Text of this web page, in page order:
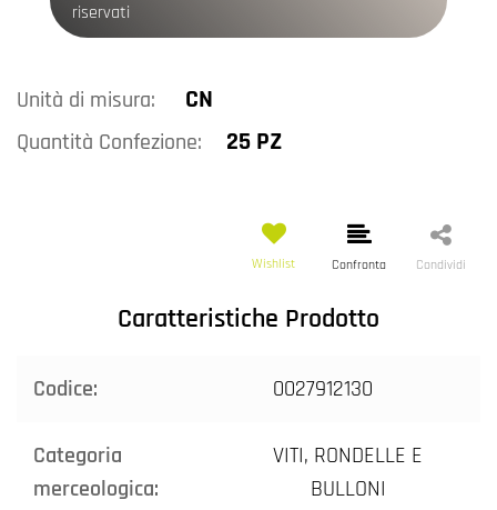
riservati
Unità di misura: CN
Quantità Confezione: 25 PZ
Wishlist Confronta Condividi
Caratteristiche Prodotto
Codice: 0027912130
Categoria
merceologica:
VITI, RONDELLE E
BULLONI